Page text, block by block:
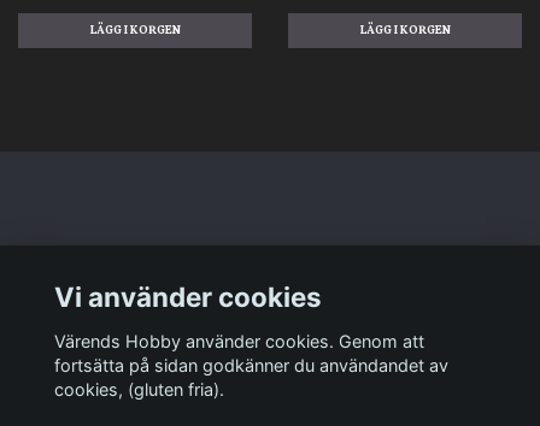
Sociala medier
Vi använder cookies
Värends Hobby använder cookies. Genom att
fortsätta på sidan godkänner du användandet av
cookies, (gluten fria).